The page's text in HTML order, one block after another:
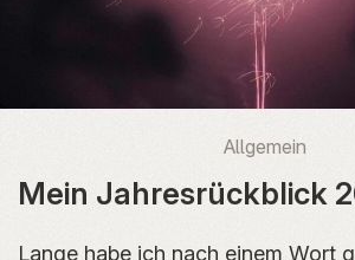
Allgemein
Mein Jahresrückblick
Lange habe ich nach einem Wort